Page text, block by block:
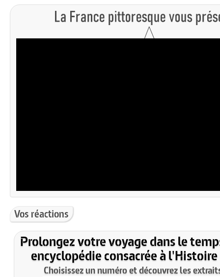
Vos réactions
Prolongez votre voyage dans le
encyclopédie consacrée à l'Histoire
Choisissez un numéro et découvrez les